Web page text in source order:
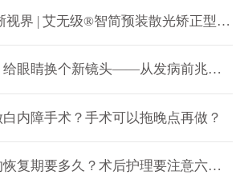
精准矫正 清晰视界 | 艾无级®智简预装散光矫正型人工晶体助力复杂眼病治疗
白内障手术：给眼睛换个新镜头——从发病前兆到术后保养全攻略！
内障手术？手术可以拖晚点再做？
白内障手术的恢复期要多久？术后护理要注意六点！